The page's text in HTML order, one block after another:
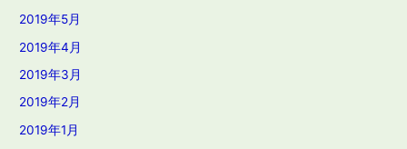
2019年5月
2019年4月
2019年3月
2019年2月
2019年1月